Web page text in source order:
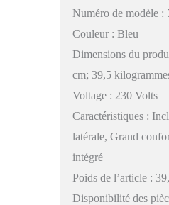
Numéro de modèle
Couleur : Bleu
Dimensions du
cm; 39,5
Voltage : 230 Volts
Caractéristiques :
latérale, Grand
intégré
Poids de l’article :
Disponibilité des